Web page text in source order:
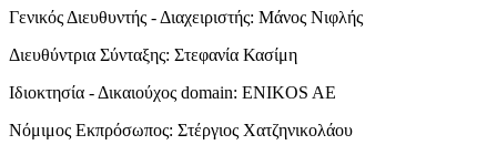
Γενικός Διευθυντής - Διαχειριστής: Μάνος Νιφλής
Διευθύντρια Σύνταξης: Στεφανία Κασίμη
Ιδιοκτησία - Δικαιούχος domain: ENIKOS AE
Νόμιμος Εκπρόσωπος: Στέργιος Χατζηνικολάου